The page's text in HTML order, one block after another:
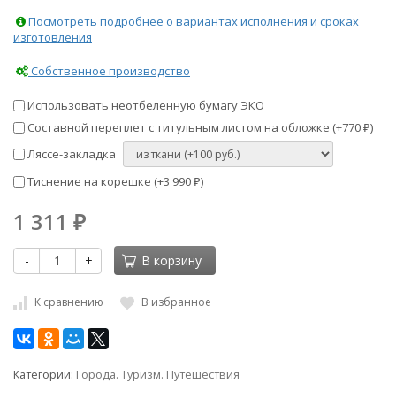
Посмотреть подробнее о вариантах исполнения и сроках
изготовления
Собственное производство
Использовать неотбеленную бумагу ЭКО
Составной переплет с титульным листом на обложке (+770 ₽)
Ляссе-закладка
Тиснение на корешке (+3 990 ₽)
1 311 ₽
- + В корзину
К сравнению В избранное
Категории: Города. Туризм. Путешествия